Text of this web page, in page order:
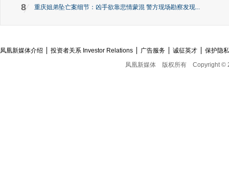
8 重庆姐弟坠亡案细节：凶手欲靠悲情蒙混 警方现场勘察发现...
凤凰新媒体介绍 投资者关系 Investor Relations 广告服务 诚征英才
保护隐
凤凰新媒体
版权所有 Copyright ©